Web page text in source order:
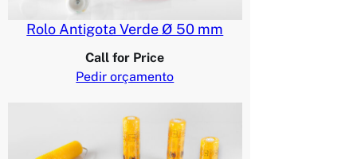
Rolo Antigota Verde Ø 50 mm
Call for Price
Pedir orçamento